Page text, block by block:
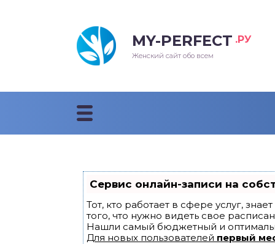
MY-PERFECT .РУ
Женский сайт обо всем
Сервис онлайн-записи на
Тот, кто работает в сфере услуг,
того, что нужно видеть свое
Нашли самый бюджетный и
Для новых пользователей первый
прически 2018
стрижки 2018